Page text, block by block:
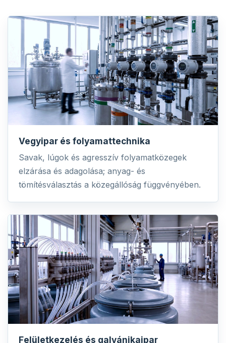
Vegyipar és folyamattechnika
Savak, lúgok és agresszív folyamatközegek
elzárása és adagolása; anyag- és
tömítésválasztás a közegállóság függvényében.
Felületkezelés és galvánikaipar